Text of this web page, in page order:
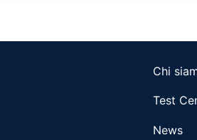
Chi
Test
News